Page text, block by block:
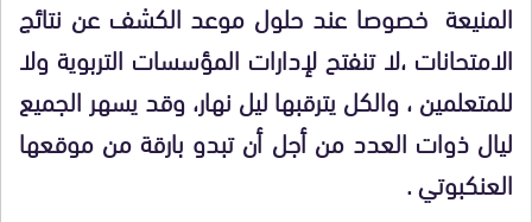
المنيعة خصوصا عند حلول موعد الكشف عن نتائج
الامتحانات ،لا تنفتح لإدارات المؤسسات التربوية ولا
للمتعلمين ، والكل يترقبها ليل نهار، وقد يسهر الجميع
ليال ذوات العدد من أجل أن تبدو بارقة من موقعها
العنكبوتي .